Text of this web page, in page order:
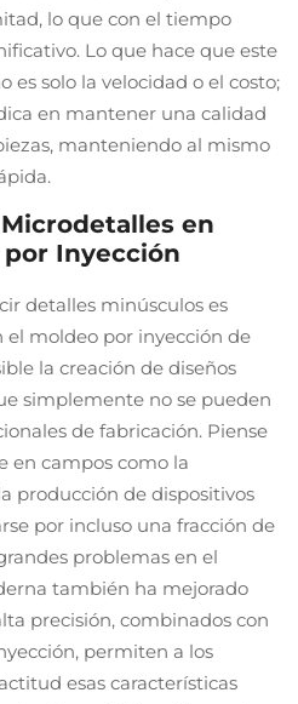
lo que con el tiempo
Lo que hace que este
es solo la velocidad o el costo;
en mantener una calidad
manteniendo al mismo
en
por Inyección
detalles minúsculos es
moldeo por inyección de
la creación de diseños
simplemente no se pueden
de fabricación. Piense
en campos como la
producción de dispositivos
por incluso una fracción de
problemas en el
también ha mejorado
precisión, combinados con
permiten a los
esas características